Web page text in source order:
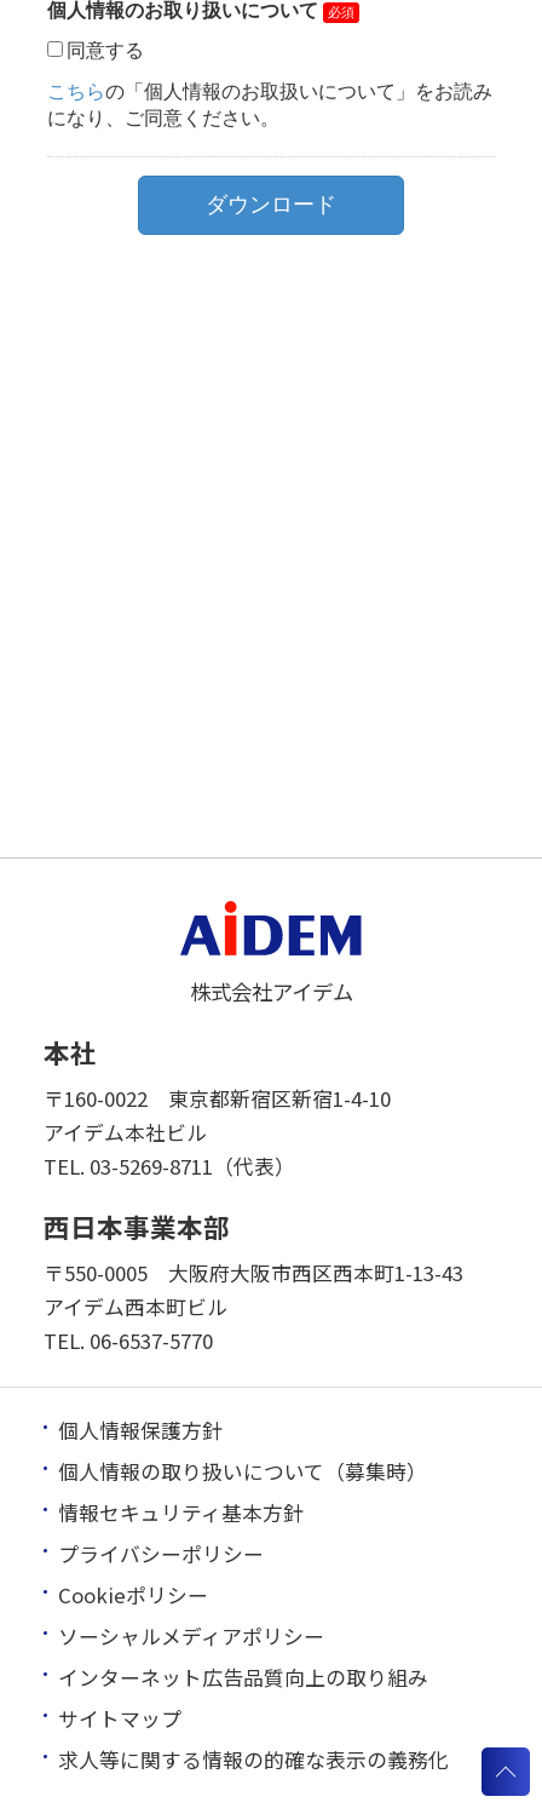
株式会社アイデム
本社
〒160-0022 東京都新宿区新宿1-4-10
アイデム本社ビル
TEL. 03-5269-8711（代表）
西日本事業本部
〒550-0005 大阪府大阪市西区西本町1-13-43
アイデム西本町ビル
TEL. 06-6537-5770
個人情報保護方針
個人情報の取り扱いについて（募集時）
情報セキュリティ基本方針
プライバシーポリシー
Cookieポリシー
ソーシャルメディアポリシー
インターネット広告品質向上の取り組み
サイトマップ
求人等に関する情報の的確な表示の義務化